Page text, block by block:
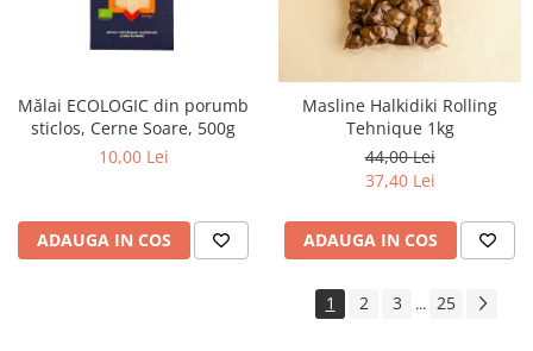
Mălai ECOLOGIC din porumb
sticlos, Cerne Soare, 500g
10,00 Lei
ADAUGA IN COS
Masline Halkidiki Rolling
Tehnique 1kg
44,00 Lei
37,40 Lei
ADAUGA IN COS
1 2 3 ... 25